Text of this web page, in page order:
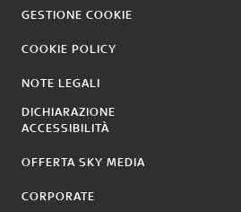
GESTIONE COOKIE
COOKIE POLICY
NOTE LEGALI
DICHIARAZIONE
ACCESSIBILITÀ
OFFERTA SKY MEDIA
CORPORATE